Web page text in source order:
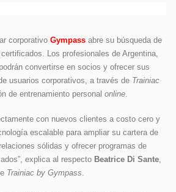
corporativo Gympass abre su búsqueda de
Los profesionales de Argentina,
convertirse en socios y ofrecer sus
usuarios corporativos, a través de Trainiac
de entrenamiento personal online.
con nuevos clientes a costo cero y
escalable para ampliar su cartera de
sólidas y ofrecer programas de
explica al respecto Beatrice Di Sante
Trainiac by Gympass